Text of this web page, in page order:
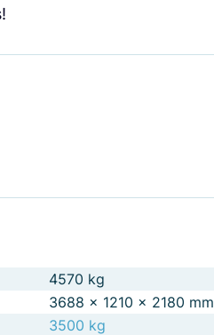
4570 kg
3688 × 1210 × 2180 mm
3500 kg